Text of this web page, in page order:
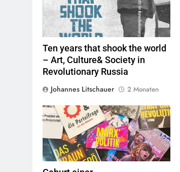
Ten years that shook the world
– Art, Culture& Society in
Revolutionary Russia
Johannes Litschauer
2 Monaten
© linkswende.org,CC-BY-SA-1.0